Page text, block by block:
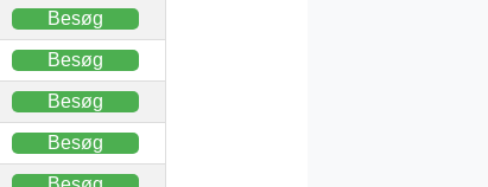
Besøg
Besøg
Besøg
Besøg